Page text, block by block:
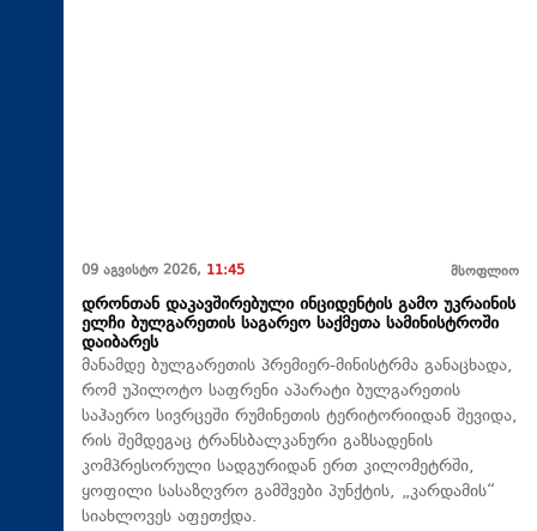
09 აგვისტო 2026, 11:45 მსოფლიო
დრონთან დაკავშირებული ინციდენტის გამო უკრაინის
ელჩი ბულგარეთის საგარეო საქმეთა სამინისტროში
დაიბარეს
მანამდე ბულგარეთის პრემიერ-მინისტრმა განაცხადა,
რომ უპილოტო საფრენი აპარატი ბულგარეთის
საჰაერო სივრცეში რუმინეთის ტერიტორიიდან შევიდა,
რის შემდეგაც ტრანსბალკანური გაზსადენის
კომპრესორული სადგურიდან ერთ კილომეტრში,
ყოფილი სასაზღვრო გამშვები პუნქტის, „კარდამის“
სიახლოვეს აფეთქდა.